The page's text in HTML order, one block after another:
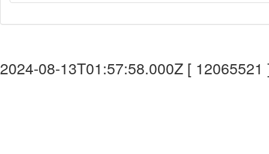
2024-08-13T01:57:58.000Z [ 12065521